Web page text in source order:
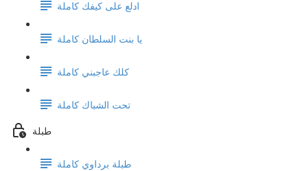
ادلع على كيفك كاملة
يا بنت السلطان كاملة
كلك عاجبني كاملة
تحت الشباك كاملة
طبلة
طبلة برداوي كاملة